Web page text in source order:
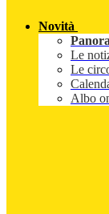
Novità
Le
Le
Albo